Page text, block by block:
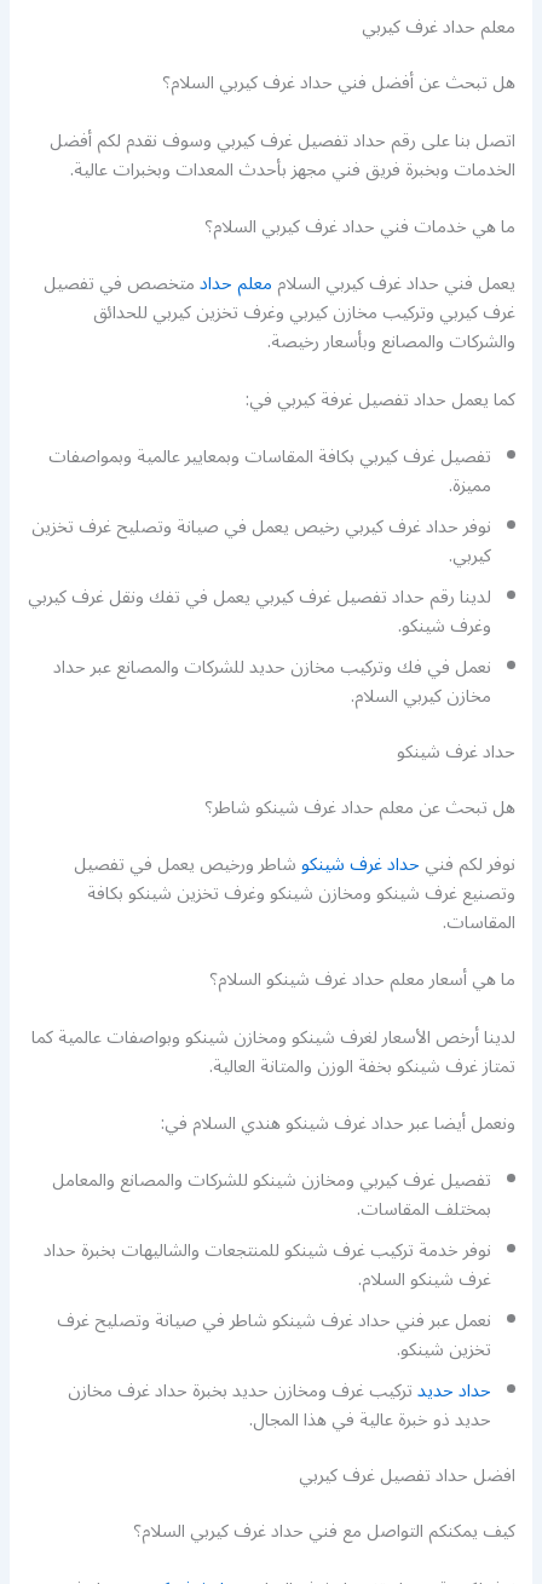
معلم حداد غرف كيربي
هل تبحث عن أفضل فني حداد غرف كيربي السلام؟
اتصل بنا على رقم حداد تفصيل غرف كيربي وسوف نقدم لكم أفضل
الخدمات وبخبرة فريق فني مجهز بأحدث المعدات وبخبرات عالية.
ما هي خدمات فني حداد غرف كيربي السلام؟
يعمل فني حداد غرف كيربي السلاممعلم حدادمتخصص في تفصيل
غرف كيربي وتركيب مخازن كيربي وغرف تخزين كيربي للحدائق
والشركات والمصانع وبأسعار رخيصة.
كما يعمل حداد تفصيل غرفة كيربي في:
تفصيل غرف كيربي بكافة المقاسات وبمعايير عالمية وبمواصفات
مميزة.
نوفر حداد غرف كيربي رخيص يعمل في صيانة وتصليح غرف تخزين
كيربي.
لدينا رقم حداد تفصيل غرف كيربي يعمل في تفك ونقل غرف كيربي
وغرف شينكو.
نعمل في فك وتركيب مخازن حديد للشركات والمصانع عبر حداد
مخازن كيربي السلام.
حداد غرف شينكو
هل تبحث عن معلم حداد غرف شينكو شاطر؟
نوفر لكم فنيحداد غرف شينكوشاطر ورخيص يعمل في تفصيل
وتصنيع غرف شينكو ومخازن شينكو وغرف تخزين شينكو بكافة
المقاسات.
ما هي أسعار معلم حداد غرف شينكو السلام؟
لدينا أرخص الأسعار لغرف شينكو ومخازن شينكو وبواصفات عالمية كما
تمتاز غرف شينكو بخفة الوزن والمتانة العالية.
ونعمل أيضا عبر حداد غرف شينكو هندي السلام في:
تفصيل غرف كيربي ومخازن شينكو للشركات والمصانع والمعامل
بمختلف المقاسات.
نوفر خدمة تركيب غرف شينكو للمنتجعات والشاليهات بخبرة حداد
غرف شينكو السلام.
نعمل عبر فني حداد غرف شينكو شاطر في صيانة وتصليح غرف
تخزين شينكو.
حداد حديدتركيب غرف ومخازن حديد بخبرة حداد غرف مخازن
حديد ذو خبرة عالية في هذا المجال.
افضل حداد تفصيل غرف كيربي
كيف يمكنكم التواصل مع فني حداد غرف كيربي السلام؟